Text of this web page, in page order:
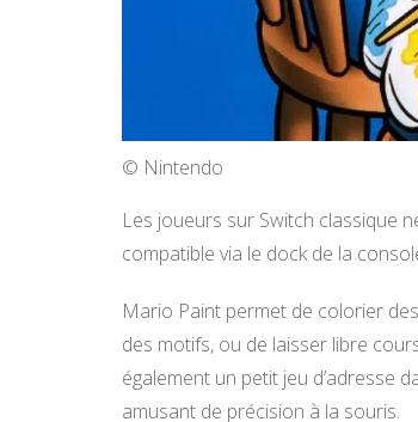
© Nintendo
Les joueurs sur Switch classique
compatible via le dock de la
Mario Paint permet de colorier
des motifs, ou de laisser libre
également un petit jeu d’adresse
amusant de précision à la souris.